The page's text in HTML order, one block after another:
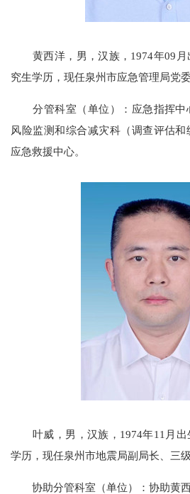
黄西洋， 男，汉族， 1974年09
究生学历，现任泉州市应急管理局党
分管科室（单位）： 应急指挥中
风险监测和综合减灾科（调查评估和
应急救援中心。
叶威， 男，汉族， 1974年11月出
学历，现任泉州市地震局副局长、三级
协助分管科室（单位）：协助黄